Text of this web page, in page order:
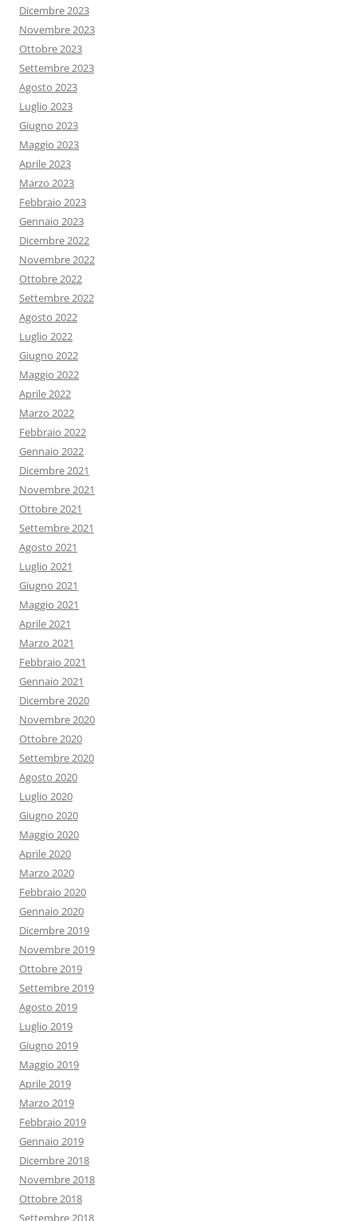
Dicembre 2023
Novembre 2023
Ottobre 2023
Settembre 2023
Agosto 2023
Luglio 2023
Giugno 2023
Maggio 2023
Aprile 2023
Marzo 2023
Febbraio 2023
Gennaio 2023
Dicembre 2022
Novembre 2022
Ottobre 2022
Settembre 2022
Agosto 2022
Luglio 2022
Giugno 2022
Maggio 2022
Aprile 2022
Marzo 2022
Febbraio 2022
Gennaio 2022
Dicembre 2021
Novembre 2021
Ottobre 2021
Settembre 2021
Agosto 2021
Luglio 2021
Giugno 2021
Maggio 2021
Aprile 2021
Marzo 2021
Febbraio 2021
Gennaio 2021
Dicembre 2020
Novembre 2020
Ottobre 2020
Settembre 2020
Agosto 2020
Luglio 2020
Giugno 2020
Maggio 2020
Aprile 2020
Marzo 2020
Febbraio 2020
Gennaio 2020
Dicembre 2019
Novembre 2019
Ottobre 2019
Settembre 2019
Agosto 2019
Luglio 2019
Giugno 2019
Maggio 2019
Aprile 2019
Marzo 2019
Febbraio 2019
Gennaio 2019
Dicembre 2018
Novembre 2018
Ottobre 2018